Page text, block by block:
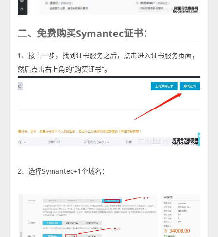
二、免费购买Symantec证书：
1、接上一步，找到证书服务之后，点击进入证书服务页面，
然后点击右上角的”购买证书“。
2、选择Symantec+1个域名：